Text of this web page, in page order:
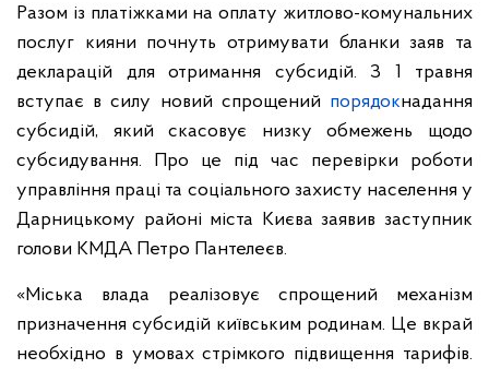
Разом із платіжками на оплату житлово-комунальних
послуг кияни почнуть отримувати бланки заяв та
декларацій для отримання субсидій. З 1 травня
вступає в силу новий спрощений порядокнадання
субсидій, який скасовує низку обмежень щодо
субсидування. Про це під час перевірки роботи
управління праці та соціального захисту населення у
Дарницькому районі міста Києва заявив заступник
голови КМДА Петро Пантелеєв.
«Міська влада реалізовує спрощений механізм
призначення субсидій київським родинам. Це вкрай
необхідно в умовах стрімкого підвищення тарифів.